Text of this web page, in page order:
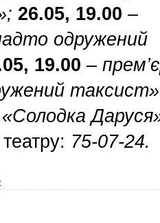
26.05, 19.00 –
одружений
19.00 –
«Солодка
75-07-24.